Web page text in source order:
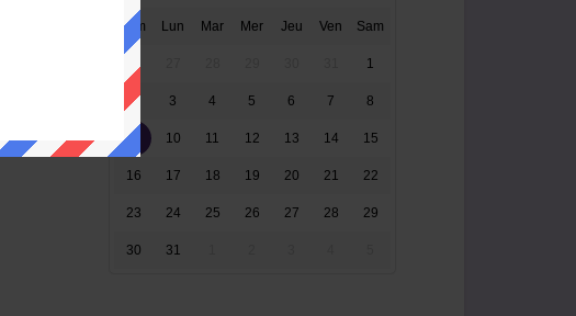
Dim Lun Mar Mer Jeu Ven Sam
26 1
2 3 4 5 6 7 8
9 10 11 12 13 14 15
16 17 18 19 20 21 22
23 24 25 26 27 28 29
30 31